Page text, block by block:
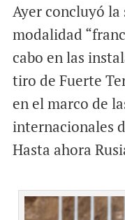
Ayer concluyó la
modalidad
cabo en las
tiro de Fuerte
en el marco de
internacionales
Hasta ahora